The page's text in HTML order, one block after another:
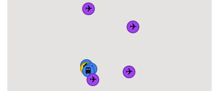
🏠
🚆🚆
🚆
🚆
✈️
✈️
✈️
✈️